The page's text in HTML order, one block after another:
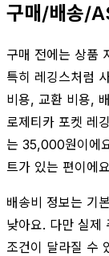
구매/배송/
구매 전에는 상품
특히 레깅스처럼
비용, 교환 비용,
로제티카 포켓 레
는 35,000원이에
트가 있는 편이에
배송비 정보는 기
낮아요. 다만 실제
조건이 달라질 수